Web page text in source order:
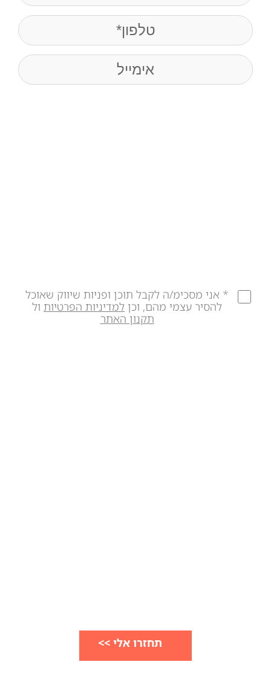
Phone(חובה)
Email
* אני מסכימ/ה לקבל תוכן ופניות שיווק שאוכל
להסיר עצמי מהם, וכן למדיניות הפרטיותול
תקנון האתר